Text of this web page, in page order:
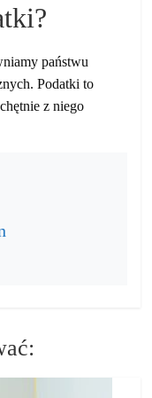
państwu
Podatki to
z niego